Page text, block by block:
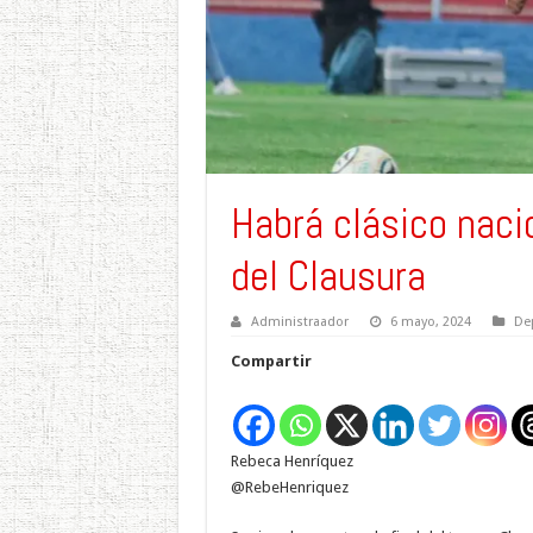
Habrá clásico
del Clausura
Administraador 6 mayo, 2024
Compartir
Rebeca Henríquez
@RebeHenriquez